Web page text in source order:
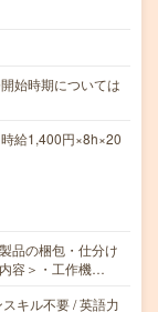
始時期については
給1,400円×8h×20
品の梱包・仕分け
容＞・工作機…
キル不要 / 英語力